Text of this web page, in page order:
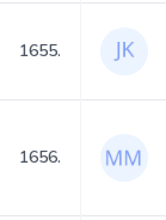
1655.
1656.